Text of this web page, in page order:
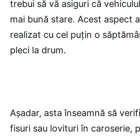
trebui să vă asiguri că
mai bună stare. Acest aspect
realizat cu cel puțin o
pleci la drum.
Așadar, asta înseamnă să
fisuri sau lovituri în caroserie,